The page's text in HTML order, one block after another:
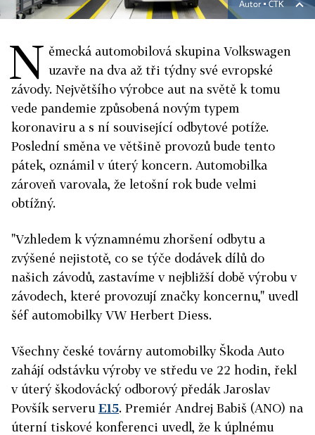
Autor ▪ČTK
N ěmecká automobilová skupina Volkswagen
uzavře na dva až tři týdny své evropské
závody. Největšího výrobce aut na světě k tomu
vede pandemie způsobená novým typem
koronaviru a s ní související odbytové potíže.
Poslední směna ve většině provozů bude tento
pátek, oznámil v úterý koncern. Automobilka
zároveň varovala, že letošní rok bude velmi
obtížný.
"Vzhledem k významnému zhoršení odbytu a
zvýšené nejistotě, co se týče dodávek dílů do
našich závodů, zastavíme v nejbližší době výrobu v
závodech, které provozují značky koncernu," uvedl
šéf automobilky VW Herbert Diess.
Všechny české továrny automobilky Škoda Auto
zahájí odstávku výroby ve středu ve 22 hodin, řekl
v úterý škodovácký odborový předák Jaroslav
Povšík serveru E15. Premiér Andrej Babiš (ANO) na
úterní tiskové konferenci uvedl, že k úplnému